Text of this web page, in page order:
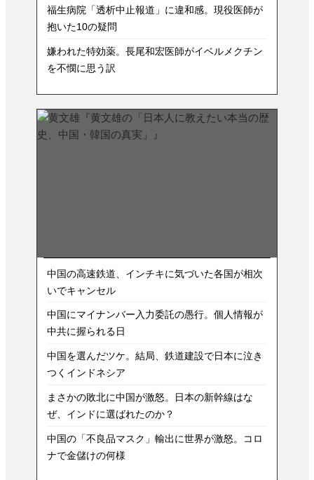
福生病院「透析中止報道」に違和感。現役医師が
抱いた10の疑問
嫌われた特効薬。長尾和宏医師がイベルメクチン
を不憫に思う訳
中国の高速鉄道、インチキに気づいた各国が相次
いでキャンセル
中国にマイナンバー入力委託の愚行。個人情報が
中共に握られる日
中国を選んだツケ。結局、鉄道建設で日本に泣き
つくインドネシア
まさかの敗北に中国が激怒。日本の新幹線はな
ぜ、インドに選ばれたのか？
中国の「不良品マスク」輸出に世界が激怒。コロ
ナで金儲けの何様